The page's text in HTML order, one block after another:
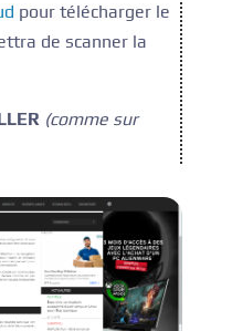
pour télécharger le
de scanner la
(comme sur